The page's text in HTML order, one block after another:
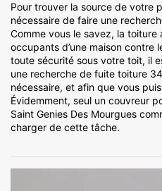
Pour trouver la source de votre
nécessaire de faire une
Comme vous le savez, la
occupants d’une maison contre
toute sécurité sous votre toit, il
une recherche de fuite toiture
nécessaire, et afin que vous
Évidemment, seul un couvreur
Saint Genies Des Mourgues
charger de cette tâche.